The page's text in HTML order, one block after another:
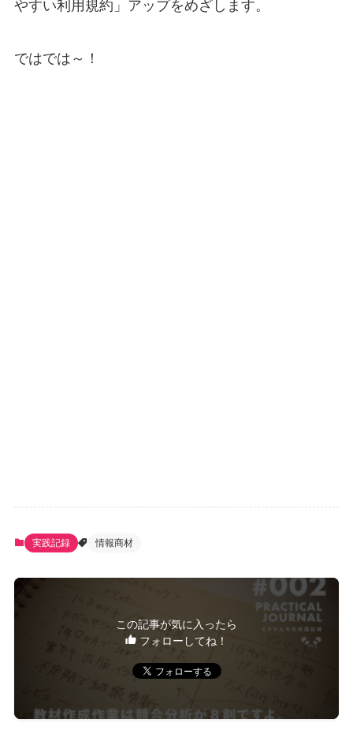
やすい利用規約」アップをめざします。
ではでは～！
実践記録 情報商材
この記事が気に入ったら
フォローしてね！